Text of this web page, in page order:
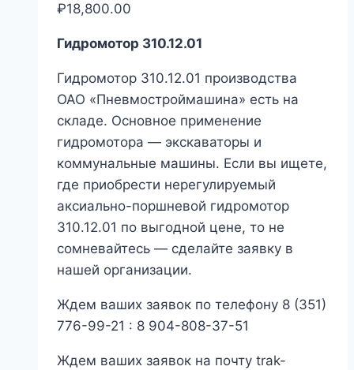
₽18,800.00
Гидромотор 310.12.01
Гидромотор 310.12.01 производства
ОАО «Пневмостроймашина» есть на
складе. Основное применение
гидромотора — экскаваторы и
коммунальные машины. Если вы ищете,
где приобрести нерегулируемый
аксиально-поршневой гидромотор
310.12.01 по выгодной цене, то не
сомневайтесь — сделайте заявку в
нашей организации.
Ждем ваших заявок по телефону 8 (351)
776-99-21 : 8 904-808-37-51
Ждем ваших заявок на почту trak-